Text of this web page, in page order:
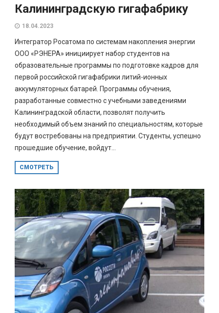
Калининградскую гигафабрику
18.04.2023
Интегратор Росатома по системам накопления энергии
ООО «РЭНЕРА» инициирует набор студентов на
образовательные программы по подготовке кадров для
первой российской гигафабрики литий-ионных
аккумуляторных батарей. Программы обучения,
разработанные совместно с учебными заведениями
Калининградской области, позволят получить
необходимый объем знаний по специальностям, которые
будут востребованы на предприятии. Студенты, успешно
прошедшие обучение, войдут...
СМОТРЕТЬ